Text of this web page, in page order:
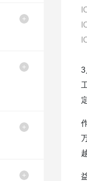
3